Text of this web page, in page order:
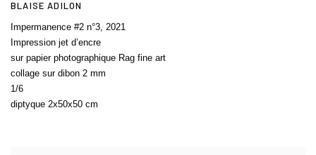
BLAISE ADILON
Impermanence #2 n°3, 2021
Impression jet d’encre
sur papier photographique Rag fine art
collage sur dibon 2 mm
1/6
diptyque 2x50x50 cm